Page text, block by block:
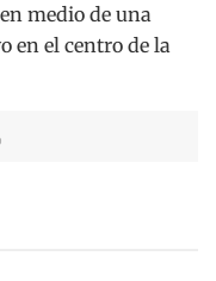
medio de una
en el centro de la